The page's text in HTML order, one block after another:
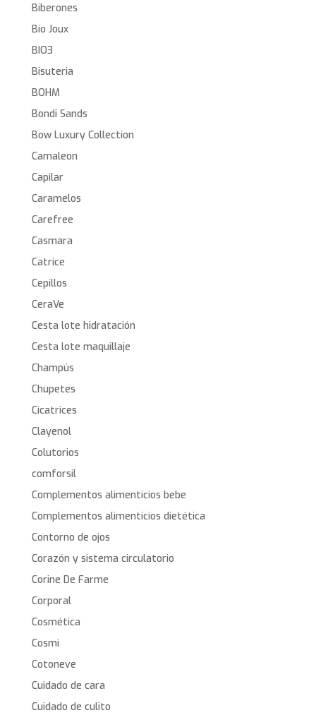
Biberones
Bio Joux
BIO3
Bisuteria
BOHM
Bondi Sands
Bow Luxury Collection
Camaleon
Capilar
Caramelos
Carefree
Casmara
Catrice
Cepillos
CeraVe
Cesta lote hidratación
Cesta lote maquillaje
Champús
Chupetes
Cicatrices
Clayenol
Colutorios
comforsil
Complementos alimenticios bebe
Complementos alimenticios dietética
Contorno de ojos
Corazón y sistema circulatorio
Corine De Farme
Corporal
Cosmética
Cosmi
Cotoneve
Cuidado de cara
Cuidado de culito